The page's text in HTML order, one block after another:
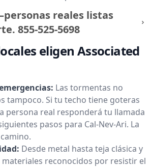
reales listas
855-525-5698
eligen Associated
Las tormentas no
tampoco. Si tu techo tiene goteras
persona real responderá tu llamada
pasos para Cal-Nev-Ari. La
Desde metal hasta teja clásica y
materiales reconocidos por resistir el